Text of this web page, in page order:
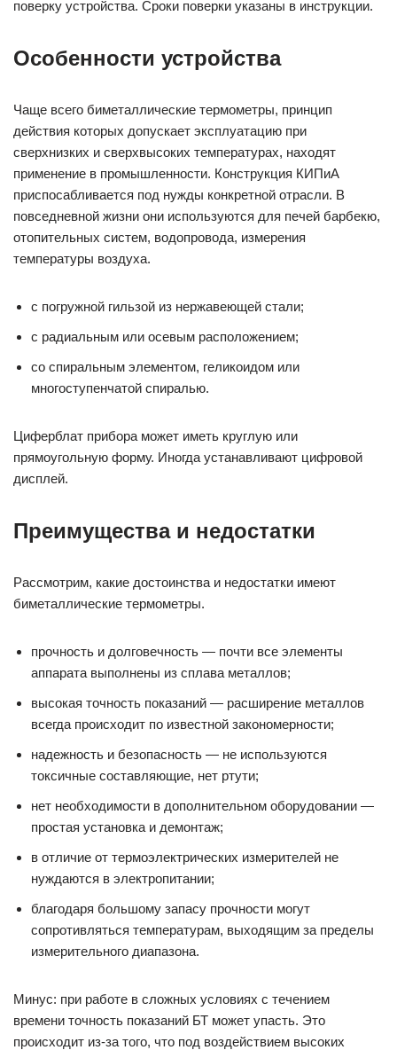
поверку устройства. Сроки поверки указаны в инструкции.
Особенности устройства
Чаще всего биметаллические термометры, принцип
действия которых допускает эксплуатацию при
сверхнизких и сверхвысоких температурах, находят
применение в промышленности. Конструкция КИПиА
приспосабливается под нужды конкретной отрасли. В
повседневной жизни они используются для печей барбекю,
отопительных систем, водопровода, измерения
температуры воздуха.
с погружной гильзой из нержавеющей стали;
с радиальным или осевым расположением;
со спиральным элементом, геликоидом или
многоступенчатой спиралью.
Циферблат прибора может иметь круглую или
прямоугольную форму. Иногда устанавливают цифровой
дисплей.
Преимущества и недостатки
Рассмотрим, какие достоинства и недостатки имеют
биметаллические термометры.
прочность и долговечность — почти все элементы
аппарата выполнены из сплава металлов;
высокая точность показаний — расширение металлов
всегда происходит по известной закономерности;
надежность и безопасность — не используются
токсичные составляющие, нет ртути;
нет необходимости в дополнительном оборудовании —
простая установка и демонтаж;
в отличие от термоэлектрических измерителей не
нуждаются в электропитании;
благодаря большому запасу прочности могут
сопротивляться температурам, выходящим за пределы
измерительного диапазона.
Минус: при работе в сложных условиях с течением
времени точность показаний БТ может упасть. Это
происходит из-за того, что под воздействием высоких